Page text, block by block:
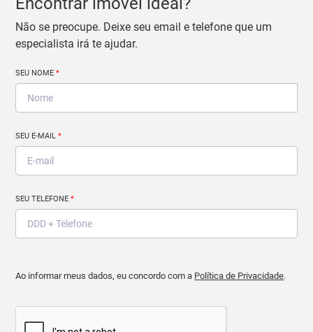
Não se preocupe. Deixe seu email e telefone que um
especialista irá te ajudar.
SEU NOME*
SEU E-MAIL*
SEU TELEFONE*
Ao informar meus dados, eu concordo com a Política de Privacidade.